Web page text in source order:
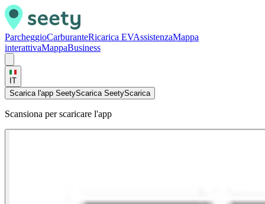
ParcheggioCarburanteRicarica EVAssistenzaMappa
interattivaMappaBusiness
IT
Scarica l'app SeetyScarica SeetyScarica
Scansiona per scaricare l'app